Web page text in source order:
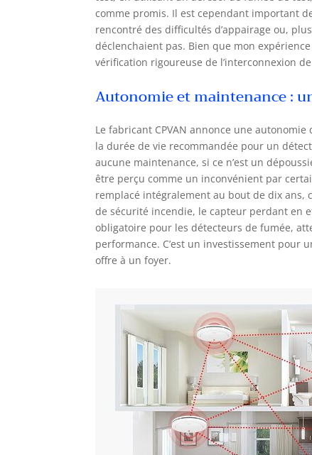
comme promis. Il est cependant important
rencontré des difficultés d’appairage ou,
déclenchaient pas. Bien que mon
vérification rigoureuse de l’interconnexion
Autonomie et maintenance :
Le fabricant CPVAN annonce une
la durée de vie recommandée pour un
aucune maintenance, si ce n’est un
être perçu comme un inconvénient par
remplacé intégralement au bout de dix
de sécurité incendie, le capteur perdant en
obligatoire pour les détecteurs de fumée,
performance. C’est un investissement pour
offre à un foyer.